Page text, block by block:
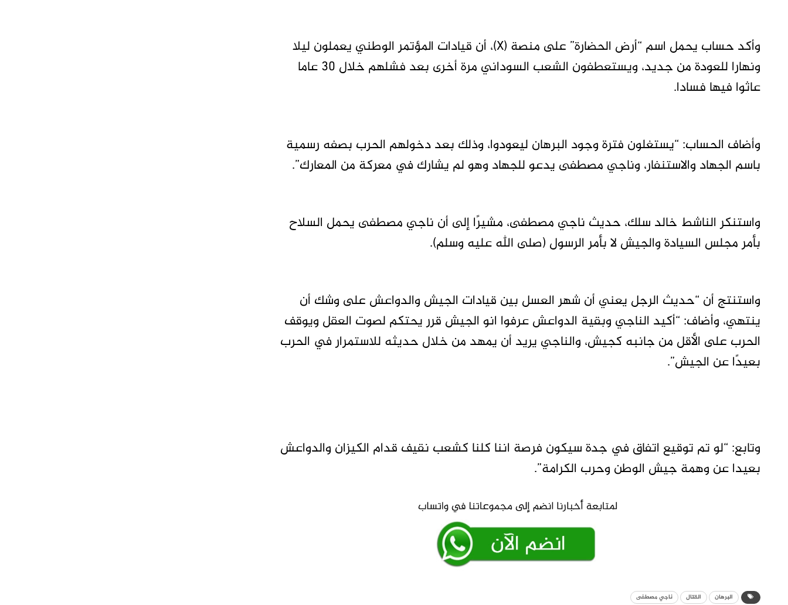
وأكد حساب يحمل اسم “أرض الحضارة” على منصة (X)، أن قيادات المؤتمر الوطني يعملون ليلا
ونهارا للعودة من جديد، ويستعطفون الشعب السوداني مرة أخرى بعد فشلهم خلال 30 عاما
عاثوا فيها فسادا.
وأضاف الحساب: “يستغلون فترة وجود البرهان ليعودوا، وذلك بعد دخولهم الحرب بصفه رسمية
باسم الجهاد والاستنفار، وناجي مصطفى يدعو للجهاد وهو لم يشارك في معركة من المعارك”.
واستنكر الناشط خالد سلك، حديث ناجي مصطفى، مشيرًا إلى أن ناجي مصطفى يحمل السلاح
بأمر مجلس السيادة والجيش لا بأمر الرسول (صلى الله عليه وسلم).
واستنتج أن “حديث الرجل يعني أن شهر العسل بين قيادات الجيش والدواعش على وشك أن
ينتهي، وأضاف: “أكيد الناجي وبقية الدواعش عرفوا انو الجيش قرر يحتكم لصوت العقل ويوقف
الحرب على الأقل من جانبه كجيش، والناجي يريد أن يمهد من خلال حديثه للاستمرار في الحرب
بعيدًا عن الجيش”.
وتابع: “لو تم توقيع اتفاق في جدة سيكون فرصة اننا كلنا كشعب نقيف قدام الكيزان والدواعش
بعيدا عن وهمة جيش الوطن وحرب الكرامة”.
البرهان القتال ناجي مصطفى